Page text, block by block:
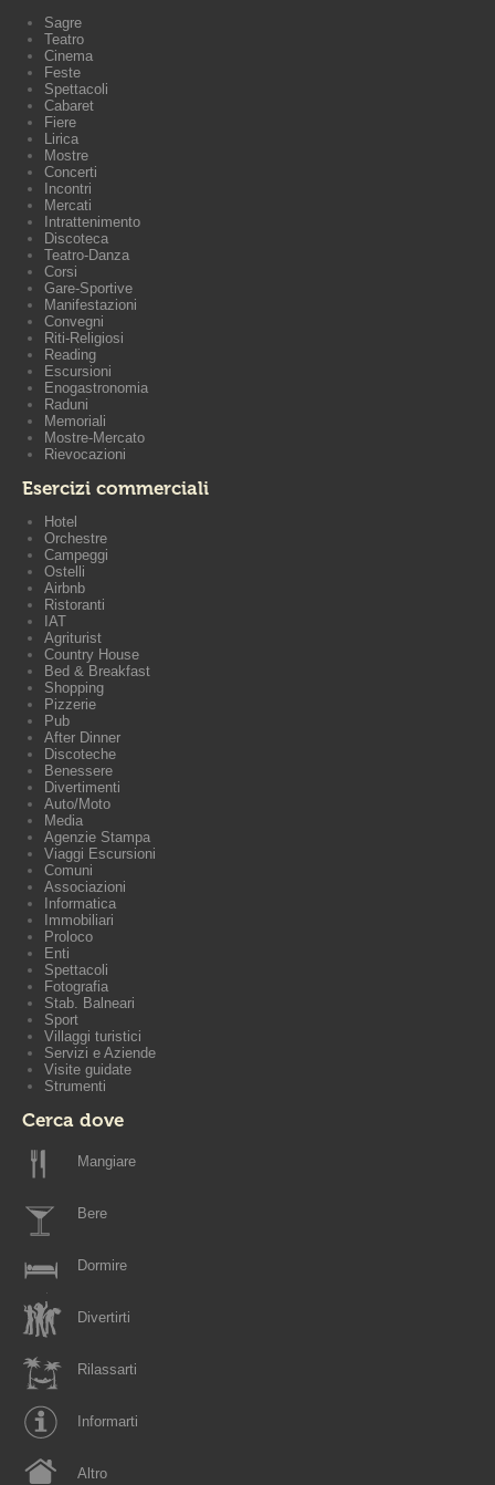
Sagre
Teatro
Cinema
Feste
Spettacoli
Cabaret
Fiere
Lirica
Mostre
Concerti
Incontri
Mercati
Intrattenimento
Discoteca
Teatro-Danza
Corsi
Gare-Sportive
Manifestazioni
Convegni
Riti-Religiosi
Reading
Escursioni
Enogastronomia
Raduni
Memoriali
Mostre-Mercato
Rievocazioni
Esercizi commerciali
Hotel
Orchestre
Campeggi
Ostelli
Airbnb
Ristoranti
IAT
Agriturist
Country House
Bed & Breakfast
Shopping
Pizzerie
Pub
After Dinner
Discoteche
Benessere
Divertimenti
Auto/Moto
Media
Agenzie Stampa
Viaggi Escursioni
Comuni
Associazioni
Informatica
Immobiliari
Proloco
Enti
Spettacoli
Fotografia
Stab. Balneari
Sport
Villaggi turistici
Servizi e Aziende
Visite guidate
Strumenti
Cerca dove
Mangiare
Bere
Dormire
Divertirti
Rilassarti
Informarti
Altro